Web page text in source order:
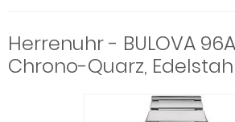
Herrenuhr - BULOVA
Chrono-Quarz,